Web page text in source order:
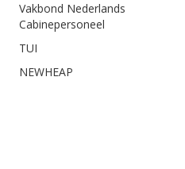
Vakbond Nederlands
Cabinepersoneel
TUI
NEWHEAP